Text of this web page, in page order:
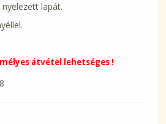
lapát.
átvétel lehetséges !